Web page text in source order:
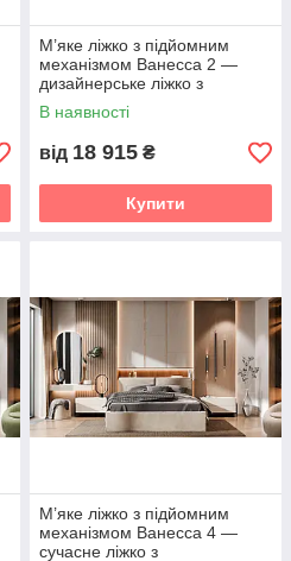
М’яке ліжко з підйомним
механізмом Ванесса 2 —
дизайнерське ліжко з
об’ємним узголів’ям та нішею
для білизни Світ меблів
В наявності
від 18 915 ₴
Купити
М’яке ліжко з підйомним
механізмом Ванесса 4 —
сучасне ліжко з